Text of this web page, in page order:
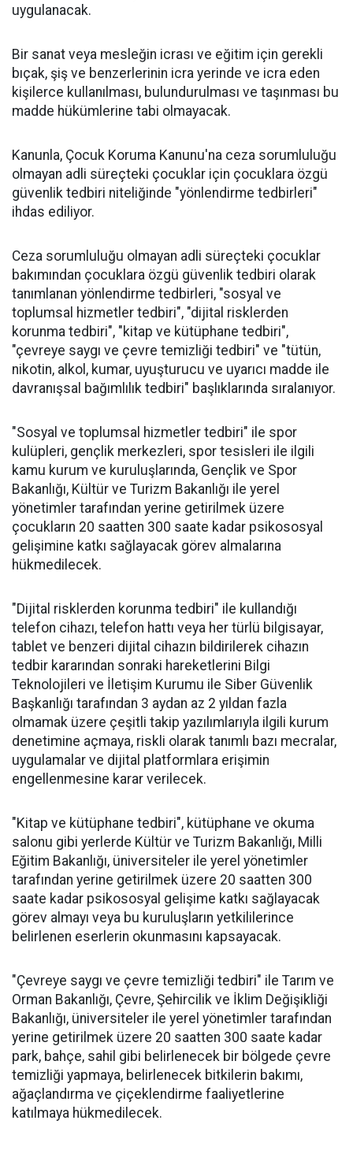
uygulanacak.
Bir sanat veya mesleğin icrası ve eğitim için gerekli
bıçak, şiş ve benzerlerinin icra yerinde ve icra eden
kişilerce kullanılması, bulundurulması ve taşınması bu
madde hükümlerine tabi olmayacak.
Kanunla, Çocuk Koruma Kanunu'na ceza sorumluluğu
olmayan adli süreçteki çocuklar için çocuklara özgü
güvenlik tedbiri niteliğinde "yönlendirme tedbirleri"
ihdas ediliyor.
Ceza sorumluluğu olmayan adli süreçteki çocuklar
bakımından çocuklara özgü güvenlik tedbiri olarak
tanımlanan yönlendirme tedbirleri, "sosyal ve
toplumsal hizmetler tedbiri", "dijital risklerden
korunma tedbiri", "kitap ve kütüphane tedbiri",
"çevreye saygı ve çevre temizliği tedbiri" ve "tütün,
nikotin, alkol, kumar, uyuşturucu ve uyarıcı madde ile
davranışsal bağımlılık tedbiri" başlıklarında sıralanıyor.
"Sosyal ve toplumsal hizmetler tedbiri" ile spor
kulüpleri, gençlik merkezleri, spor tesisleri ile ilgili
kamu kurum ve kuruluşlarında, Gençlik ve Spor
Bakanlığı, Kültür ve Turizm Bakanlığı ile yerel
yönetimler tarafından yerine getirilmek üzere
çocukların 20 saatten 300 saate kadar psikososyal
gelişimine katkı sağlayacak görev almalarına
hükmedilecek.
"Dijital risklerden korunma tedbiri" ile kullandığı
telefon cihazı, telefon hattı veya her türlü bilgisayar,
tablet ve benzeri dijital cihazın bildirilerek cihazın
tedbir kararından sonraki hareketlerini Bilgi
Teknolojileri ve İletişim Kurumu ile Siber Güvenlik
Başkanlığı tarafından 3 aydan az 2 yıldan fazla
olmamak üzere çeşitli takip yazılımlarıyla ilgili kurum
denetimine açmaya, riskli olarak tanımlı bazı mecralar,
uygulamalar ve dijital platformlara erişimin
engellenmesine karar verilecek.
"Kitap ve kütüphane tedbiri", kütüphane ve okuma
salonu gibi yerlerde Kültür ve Turizm Bakanlığı, Milli
Eğitim Bakanlığı, üniversiteler ile yerel yönetimler
tarafından yerine getirilmek üzere 20 saatten 300
saate kadar psikososyal gelişime katkı sağlayacak
görev almayı veya bu kuruluşların yetkililerince
belirlenen eserlerin okunmasını kapsayacak.
"Çevreye saygı ve çevre temizliği tedbiri" ile Tarım ve
Orman Bakanlığı, Çevre, Şehircilik ve İklim Değişikliği
Bakanlığı, üniversiteler ile yerel yönetimler tarafından
yerine getirilmek üzere 20 saatten 300 saate kadar
park, bahçe, sahil gibi belirlenecek bir bölgede çevre
temizliği yapmaya, belirlenecek bitkilerin bakımı,
ağaçlandırma ve çiçeklendirme faaliyetlerine
katılmaya hükmedilecek.